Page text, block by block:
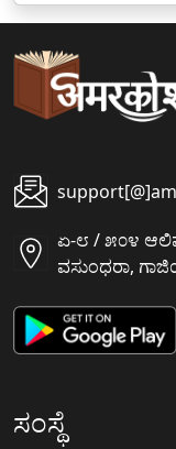
ಏ-೮ / ೫೦೪
ವಸುಂಧರಾ,
ಸಂಸ್ಥೆ